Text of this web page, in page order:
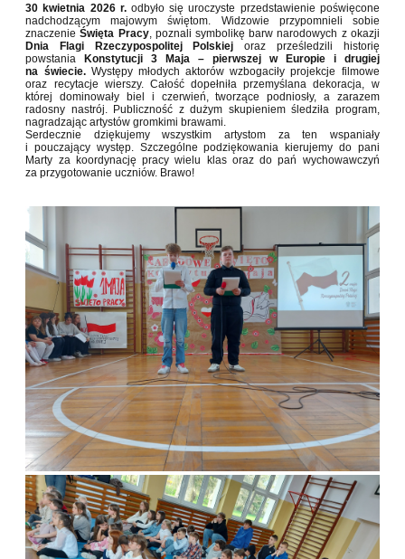
30 kwietnia 2026 r.odbyło się uroczyste przedstawienie poświęcone
nadchodzącym majowym świętom. Widzowie przypomnieli sobie
znaczenie Święta Pracy, poznali symbolikę barw narodowych z okazji
Dnia Flagi Rzeczypospolitej Polskiej oraz prześledzili historię
powstaniaKonstytucji 3 Maja – pierwszej w Europie i drugiej
na świecie.Występy młodych aktorów wzbogaciły projekcje filmowe
oraz recytacje wierszy. Całość dopełniła przemyślana dekoracja, w
której dominowały biel i czerwień, tworzące podniosły, a zarazem
radosny nastrój. Publiczność z dużym skupieniem śledziła program,
nagradzając artystów gromkimi brawami.
Serdecznie dziękujemy wszystkim artystom za ten wspaniały
i pouczający występ. Szczególne podziękowania kierujemy do pani
Marty za koordynację pracy wielu klas oraz do pań wychowawczyń
za przygotowanie uczniów. Brawo!